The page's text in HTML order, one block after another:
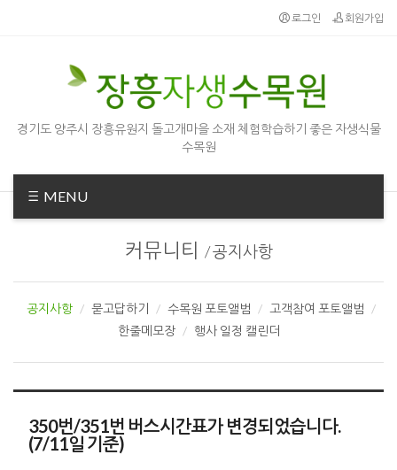
로그인 회원가입
경기도 양주시 장흥유원지 돌고개마을 소재 체험학습하기 좋은 자생식물
수목원
MENU
커뮤니티 /공지사항
공지사항 묻고답하기 수목원 포토앨범
고객참여 포토앨범
한줄메모장
행사 일정 캘린더
350번/351번 버스시간표가 변경되었습니다.
(7/11일 기준)